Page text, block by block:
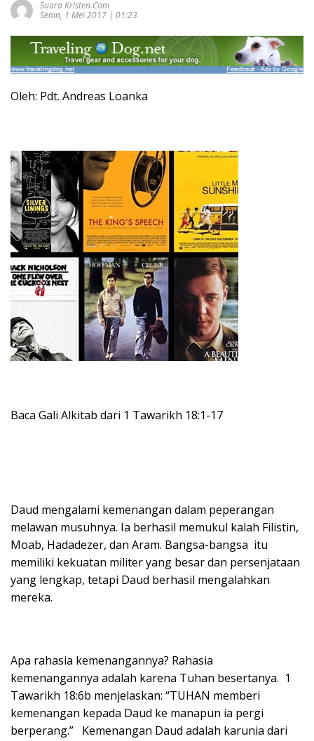
Suara Kristen.com
Senin, 1 Mei 2017 | 01:23
Oleh: Pdt. Andreas Loanka
Baca Gali Alkitab dari 1 Tawarikh 18:1-17
Daud mengalami kemenangan dalam peperangan
melawan musuhnya. Ia berhasil memukul kalah Filistin,
Moab, Hadadezer, dan Aram. Bangsa-bangsa itu
memiliki kekuatan militer yang besar dan persenjataan
yang lengkap, tetapi Daud berhasil mengalahkan
mereka.
Apa rahasia kemenangannya? Rahasia
kemenangannya adalah karena Tuhan besertanya. 1
Tawarikh 18:6b menjelaskan: “TUHAN memberi
kemenangan kepada Daud ke manapun ia pergi
berperang.” Kemenangan Daud adalah karunia dari